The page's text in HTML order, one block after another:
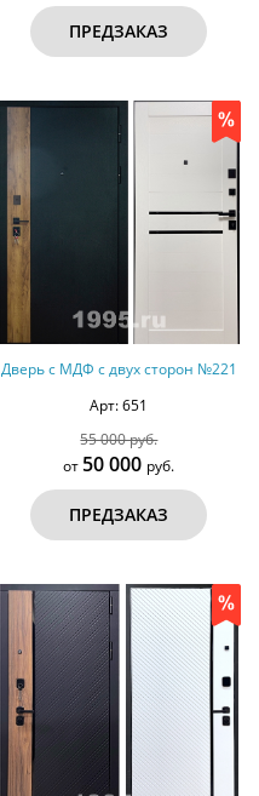
ПРЕДЗАКАЗ
Дверь с МДФ с двух сторон №221
Арт: 651
55 000 руб.
от 50 000 руб.
ПРЕДЗАКАЗ